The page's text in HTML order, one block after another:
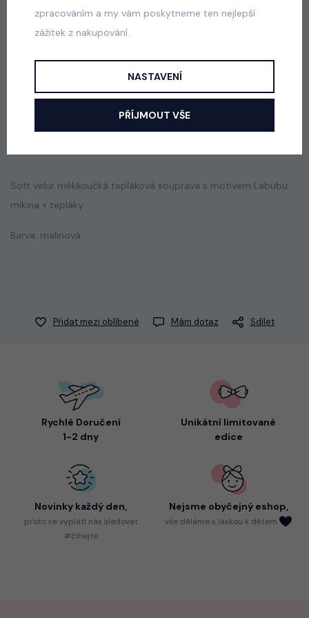
Squishy dumpling soft velur souprava černá
Popis Jak vybrat správnou velikost?
Soft velur měkkoučká tepláková souprava s motivem Labubu:
mikina + tepláky.
Barva: malinová
Přidat mezi oblíbené Mám dotaz Sdílet
Rychlé Doručení
1-2 dny
Unikátní limitované
edice
Novinky každý den,
protose vyplatí nás sledovat
#číhejte
Nejsme obyčejný eshop,
vše děláme s láskou k dětem
zpracováním a my vám poskytneme ten nejlepší
zážitek z nakupování.
NASTAVENÍ
PŘÍJMOUT VŠE